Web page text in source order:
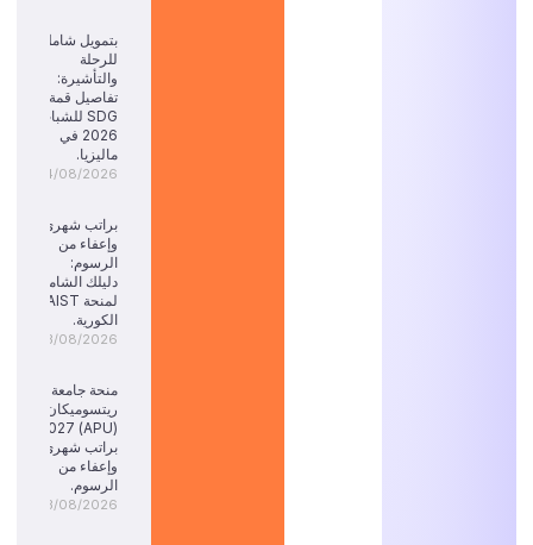
بتمويل شامل
للرحلة
والتأشيرة:
تفاصيل قمة
SDG للشباب
2026 في
ماليزيا.
04/08/2026
براتب شهري
وإعفاء من
الرسوم:
دليلك الشامل
لمنحة KAIST
الكورية.
03/08/2026
منحة جامعة
ريتسوميكان
براتب شهري
وإعفاء من
الرسوم.
03/08/2026